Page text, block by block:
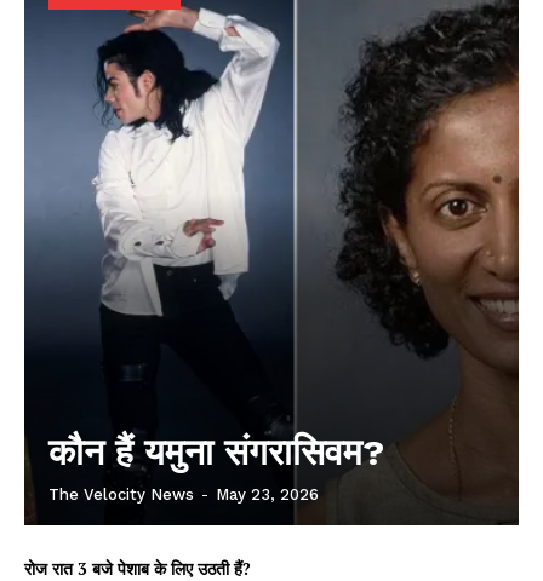
कौन हैं यमुना संगरासिवम?
The Velocity News - May 23, 2026
रोज रात 3 बजे पेशाब के लिए उठती हैं?